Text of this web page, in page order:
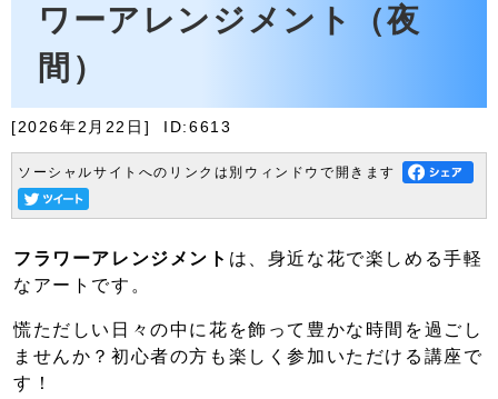
ワーアレンジメント（夜
間）
[2026年2月22日] ID:6613
ソーシャルサイトへのリンクは別ウィンドウで開きます
フラワーアレンジメント は、身近な花で楽しめる手軽
なアートです。
慌ただしい日々の中に花を飾って豊かな時間を過ごし
ませんか？初心者の方も楽しく参加いただける講座で
す！